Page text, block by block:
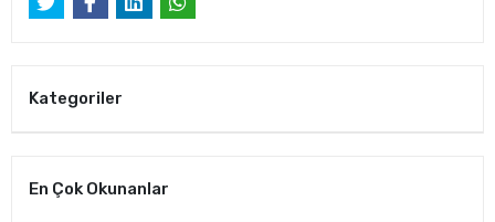
Kategoriler
En Çok Okunanlar